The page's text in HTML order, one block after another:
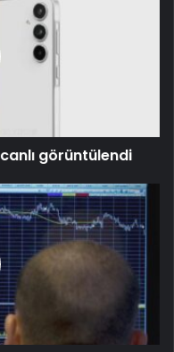
görüntülendi